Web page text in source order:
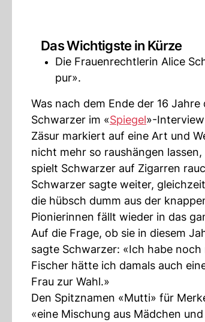
Das Wichtigste in Kürze
Die Frauenrechtlerin Alice
pur».
Was nach dem Ende der 16
Schwarzer im «Spiegel»-
Zäsur markiert auf eine Art und
nicht mehr so raushängen
spielt Schwarzer auf Zigarren
Schwarzer sagte weiter,
die hübsch dumm aus der
Pionierinnen fällt wieder in das
Auf die Frage, ob sie in diesem
sagte Schwarzer: «Ich habe
Fischer hätte ich damals auch
Frau zur Wahl.»
Den Spitznamen «Mutti» für
«eine Mischung aus Mädchen